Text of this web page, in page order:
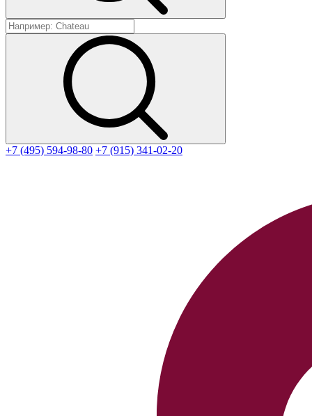
+7 (495) 594-98-80 +7 (915) 341-02-20